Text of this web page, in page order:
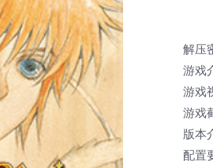
解压
游戏
游戏
游戏
版本
配置